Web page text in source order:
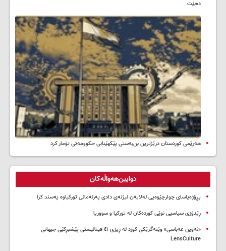
ده‌بێت
هەرێمی کوردستان درێژترین بن‌بەستی پێکهێنانی حکوومەتی تۆمار کرد
دوایین‌هەواڵەکان
پڕۆژەیاسای چوارچێوەیی لەلایەن لیژنەی دادی پەرلەمانی تورکیاوە پەسند کرا
ڕێدۆزی سیاسیی نوێی کوردەکان لە تورکیا و سووریا
«ئەوین عەباسی» وێنەگرێکی کورد لە ڕیزی ٤١ فینالیستی پێشبڕکێی جیهانی
LensCulture